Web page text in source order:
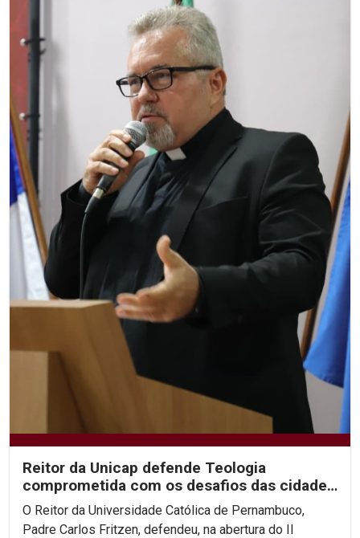
Reitor da Unicap defende Teologia
comprometida com os desafios das cidades
contemporâneas
O Reitor da Universidade Católica de Pernambuco,
Padre Carlos Fritzen, defendeu, na abertura do II